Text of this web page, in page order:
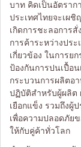
บาท คิดเป็นอัตราก
ประเทศไทยจะเผ
เกิดการชะลอการ
การค้าระหว่างปร
เกี่ยวข้อง ในการย
ป้องกันการปนเปื้อน
กระบวนการผลิตอา
ปฏิบัติสำหรับผู้ผลิต
เยือกแข็ง รวมถึงผู้
เพื่อความปลอดภัย
ให้กับคู่ค้าทั่วโลก